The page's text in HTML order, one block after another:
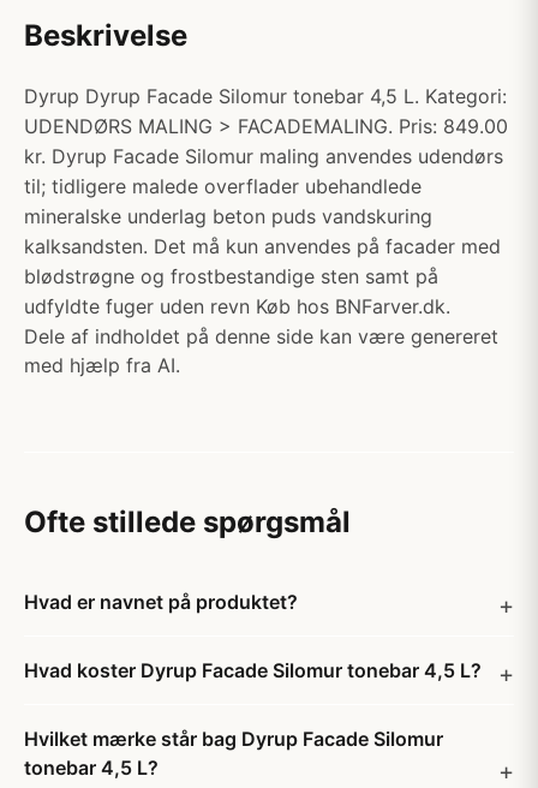
Beskrivelse
Dyrup Dyrup Facade Silomur tonebar 4,5 L. Kategori:
UDENDØRS MALING > FACADEMALING. Pris: 849.00
kr. Dyrup Facade Silomur maling anvendes udendørs
til; tidligere malede overflader ubehandlede
mineralske underlag beton puds vandskuring
kalksandsten. Det må kun anvendes på facader med
blødstrøgne og frostbestandige sten samt på
udfyldte fuger uden revn Køb hos BNFarver.dk.
Dele af indholdet på denne side kan være genereret
med hjælp fra AI.
Ofte stillede spørgsmål
Hvad er navnet på produktet?
Hvad koster Dyrup Facade Silomur tonebar 4,5 L?
Hvilket mærke står bag Dyrup Facade Silomur
tonebar 4,5 L?